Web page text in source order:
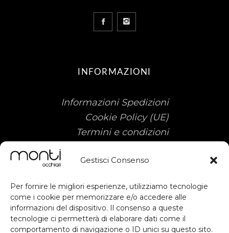
Gestisci Consenso
Per fornire le migliori esperienze, utilizziamo tecnologie
come i cookie per memorizzare e/o accedere alle
informazioni del dispositivo. Il consenso a queste
tecnologie ci permetterà di elaborare dati come il
comportamento di navigazione o ID unici su questo sito.
INFORMAZIONI
Informazioni Spedizioni
Cookie Policy (UE)
Termini e condizioni
Sostegno ottenuto dal FESR ai sensi